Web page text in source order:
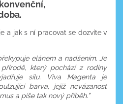
a jak s ní pracovat se dozvíte v
elánem a nadšením. Je
který pochází z rodiny
sílu. Viva Magenta je
barva, jejíž nevázanost
a píše tak nový příběh.”